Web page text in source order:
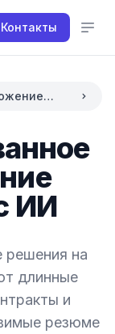
Контакты
ИИ
решения на
длинные
и
резюме